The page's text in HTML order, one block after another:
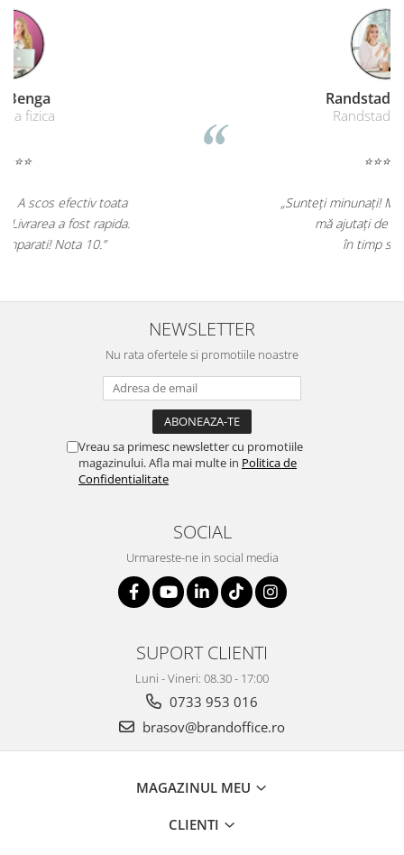
„Corectitudine, promptitudine!
Furnizarea in timp util a formularelor
cu regim special catre toate punctele din tara!"
NEWSLETTER
Nu rata ofertele si promotiile noastre
Vreau sa primesc newsletter cu promotiile
magazinului. Afla mai multe in Politica de
Confidentialitate
SOCIAL
Urmareste-ne in social media
SUPORT CLIENTI
Luni - Vineri: 08.30 - 17:00
0733 953 016
brasov@brandoffice.ro
MAGAZINUL MEU
CLIENTI